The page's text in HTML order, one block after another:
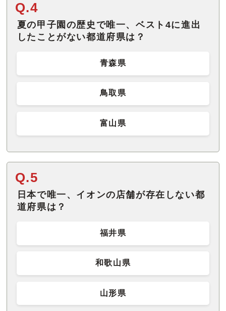
Q.4
夏の甲子園の歴史で唯一、ベスト4に進出
したことがない都道府県は？
青森県
鳥取県
富山県
Q.5
日本で唯一、イオンの店舗が存在しない都
道府県は？
福井県
和歌山県
山形県